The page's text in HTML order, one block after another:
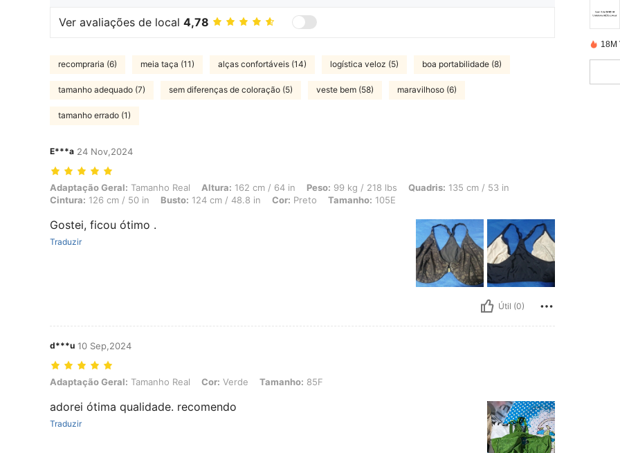
Ver avaliações de local 4,78
recompraria (6) meia taça (11) alças confortáveis (14) logística veloz (5) boa portabilidade (8)
tamanho adequado (7) sem diferenças de coloração (5) veste bem (58) maravilhoso (6)
tamanho errado (1)
E***a 24 Nov,2024
Adaptação Geral: Tamanho Real, Altura: 162 cm / 64 in, Peso: 99 kg / 218 lbs, Quadris: 135 cm / 53 in, Cintura: 126 cm / 50 in, Busto: 124 cm / 48.8
Adaptação Geral: Tamanho Real Altura: 162 cm / 64 in Peso: 99 kg / 218 lbs Quadris: 135 cm / 53 in
Cintura: 126 cm / 50 in Busto: 124 cm / 48.8 in Cor: Preto Tamanho: 105E
Gostei, ficou ótimo .
Traduzir
Útil (0)
d***u 10 Sep,2024
Adaptação Geral: Tamanho Real, Cor: Verde, Tamanho: 85F
Adaptação Geral: Tamanho Real Cor: Verde Tamanho: 85F
adorei ótima qualidade. recomendo
Traduzir
18M